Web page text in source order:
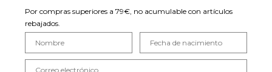
Por compras superiores a 79€, no acumulable con artículos
rebajados.